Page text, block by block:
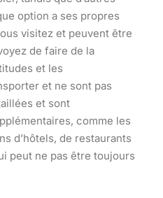
option a ses propres
visitez et peuvent être
de faire de la
et les
et ne sont pas
et sont
comme les
d’hôtels, de restaurants
peut ne pas être toujours